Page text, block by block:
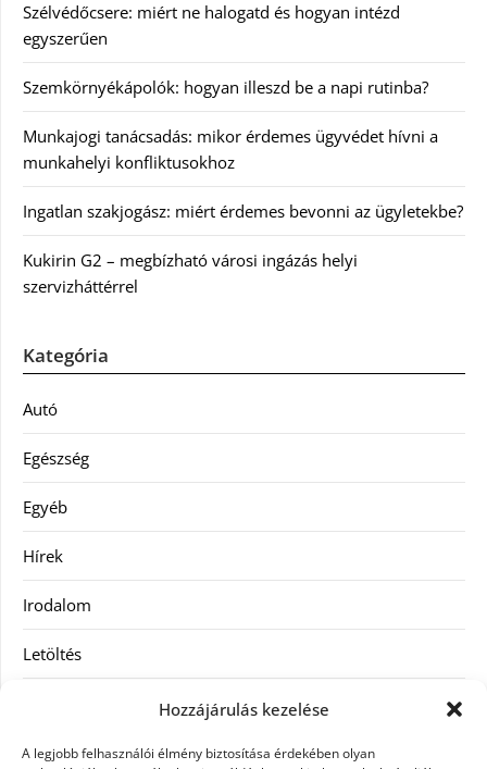
Hozzájárulás kezelése
A legjobb felhasználói élmény biztosítása érdekében olyan
Szélvédőcsere: miért ne halogatd és hogyan intézd
egyszerűen
Szemkörnyékápolók: hogyan illeszd be a napi rutinba?
Munkajogi tanácsadás: mikor érdemes ügyvédet hívni a
munkahelyi konfliktusokhoz
Ingatlan szakjogász: miért érdemes bevonni az ügyletekbe?
Kukirin G2 – megbízható városi ingázás helyi
szervizháttérrel
Kategória
Autó
Egészség
Egyéb
Hírek
Irodalom
Letöltés
SEO